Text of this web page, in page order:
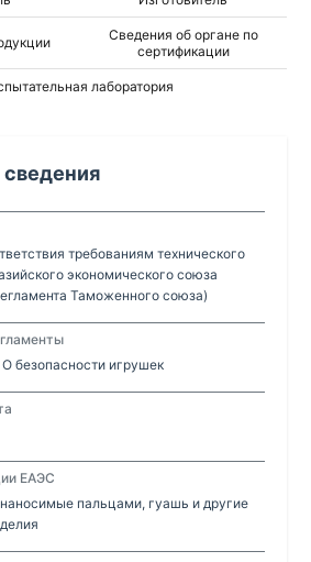
Сведения об органе по
сертификации
лаборатория
требованиям технического
экономического союза
Таможенного союза)
безопасности игрушек
ЕАЭС
наносимые пальцами, гуашь и другие